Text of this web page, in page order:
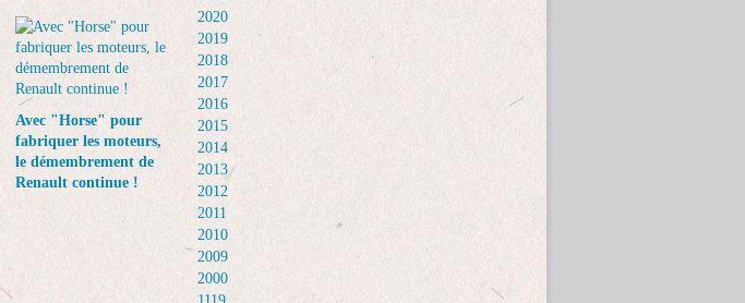
Avec "Horse" pour
fabriquer les moteurs,
le démembrement de
Renault continue !
2020
2019
2018
2017
2016
2015
2014
2013
2012
2011
2010
2009
2000